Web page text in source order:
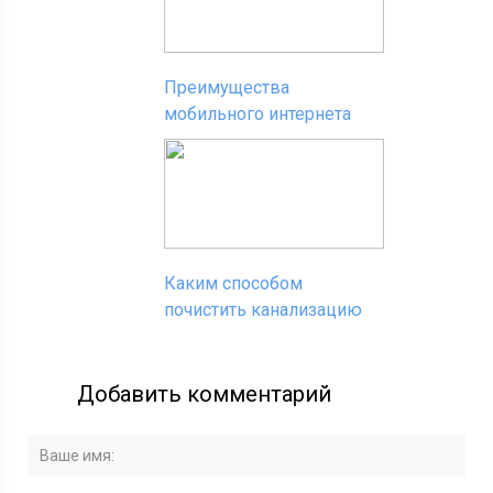
Преимущества
мобильного интернета
Каким способом
почистить канализацию
Добавить комментарий